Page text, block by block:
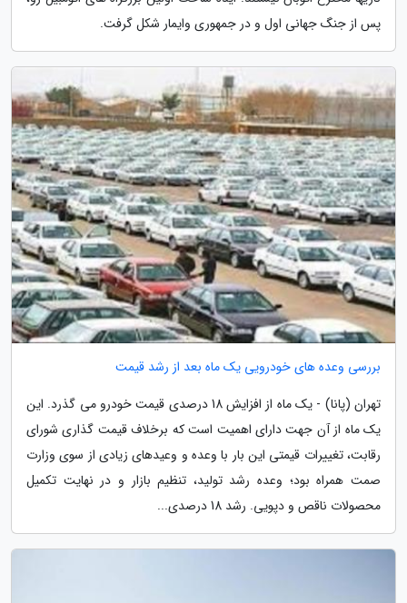
پس از جنگ جهانی اول و در جمهوری وایمار شکل گرفت.
بررسی وعده های خودرویی یک ماه بعد از رشد قیمت
تهران (پانا) - یک ماه از افزایش 18 درصدی قیمت خودرو می گذرد. این
یک ماه از آن جهت دارای اهمیت است که برخلاف قیمت گذاری شورای
رقابت، تغییرات قیمتی این بار با وعده و وعیدهای زیادی از سوی وزارت
صمت همراه بود؛ وعده رشد تولید، تنظیم بازار و در نهایت تکمیل
محصولات ناقص و دپویی. رشد 18 درصدی...